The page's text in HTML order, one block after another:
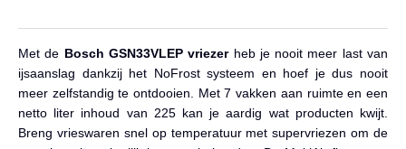
Met de Bosch GSN33VLEP vriezer heb je nooit meer last van
ijsaanslag dankzij het NoFrost systeem en hoef je dus nooit
meer zelfstandig te ontdooien. Met 7 vakken aan ruimte en een
netto liter inhoud van 225 kan je aardig wat producten kwijt.
Breng vrieswaren snel op temperatuur met supervriezen om de